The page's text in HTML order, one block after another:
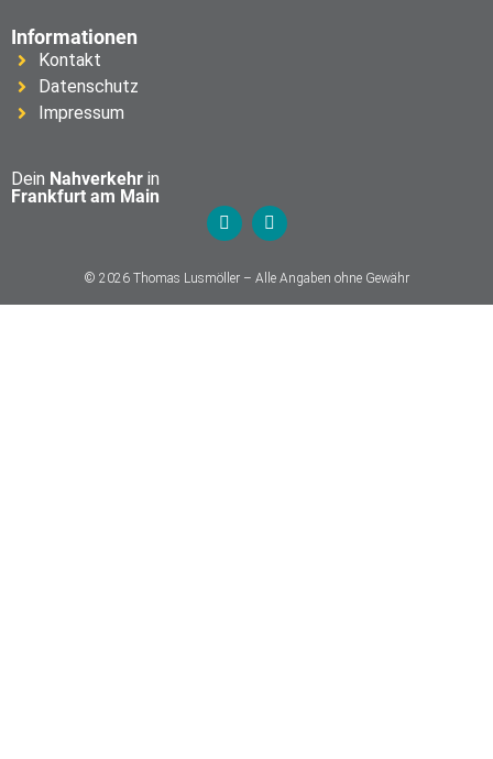
Informationen
Kontakt
Datenschutz
Impressum
Dein Nahverkehr in
Frankfurt am Main
© 2026 Thomas Lusmöller – Alle Angaben ohne Gewähr